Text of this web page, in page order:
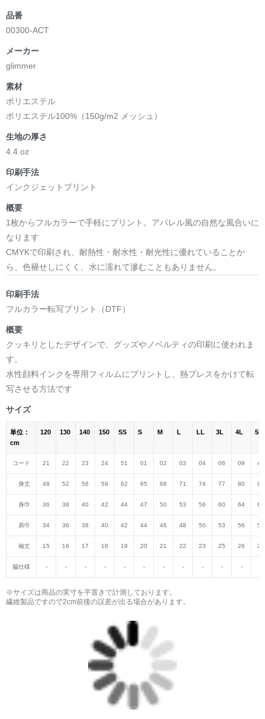
品番
00300-ACT
メーカー
glimmer
素材
ポリエステル
ポリエステル100%（150g/m2 メッシュ）
生地の厚さ
4.4 oz
印刷手法
インクジェットプリント
概要
1枚からフルカラーで手軽にプリント。アパレル風の自然な風合いに
なります
CMYKで印刷され、耐熱性・耐水性・耐光性に優れていることか
ら、色褪せしにくく、水に濡れて滲むこともありません。
印刷手法
フルカラー転写プリント（DTF）
概要
クッキリとしたデザインで、グッズやノベルティの印刷に使われま
す。
水性顔料インクを専用フィルムにプリントし、熱プレスをかけて転
写させる方法です
サイズ
単位：
cm
120 130 140 150 SS S M L LL 3L 4L 5L
コード 21 22 23 24 51 01 02 03 04 06 09 47
身丈 48 52 56 59 62 65 68 71 74 77 80 82
身巾 36 38 40 42 44 47 50 53 56 60 64 68
肩巾 34 36 38 40 42 44 46 48 50 53 56 59
袖丈 15 16 17 18 19 20 21 22 23 25 26 27
脇仕様 - - - - - - - - - - -
※サイズは商品の実寸を平置きで計測しております。
繊維製品ですので2cm前後の誤差が出る場合があります。